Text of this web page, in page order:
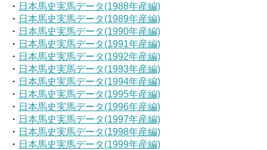
・ 日本馬史実馬データ(1988年産編)
・ 日本馬史実馬データ(1989年産編)
・ 日本馬史実馬データ(1990年産編)
・ 日本馬史実馬データ(1991年産編)
・ 日本馬史実馬データ(1992年産編)
・ 日本馬史実馬データ(1993年産編)
・ 日本馬史実馬データ(1994年産編)
・ 日本馬史実馬データ(1995年産編)
・ 日本馬史実馬データ(1996年産編)
・ 日本馬史実馬データ(1997年産編)
・ 日本馬史実馬データ(1998年産編)
・ 日本馬史実馬データ(1999年産編)